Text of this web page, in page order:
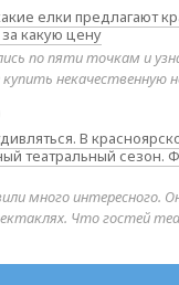
елки предлагают
какую цену
по пяти точкам и
некачественную
В
театральный сезон.
много интересного.
Что гостей